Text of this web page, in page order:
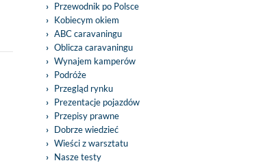
Przewodnik po Polsce
Kobiecym okiem
ABC caravaningu
Oblicza caravaningu
Wynajem kamperów
Podróże
Przegląd rynku
Prezentacje pojazdów
Przepisy prawne
Dobrze wiedzieć
Wieści z warsztatu
Nasze testy